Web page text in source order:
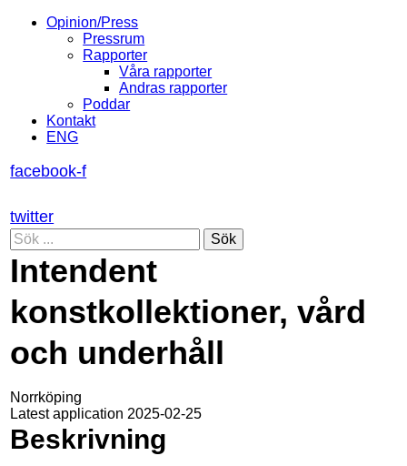
Opinion/Press
Pressrum
Rapporter
Våra rapporter
Andras rapporter
Poddar
Kontakt
ENG
facebook-f
twitter
Sök
Intendent
konstkollektioner, vård
och underhåll
Norrköping
Latest application 2025-02-25
Beskrivning